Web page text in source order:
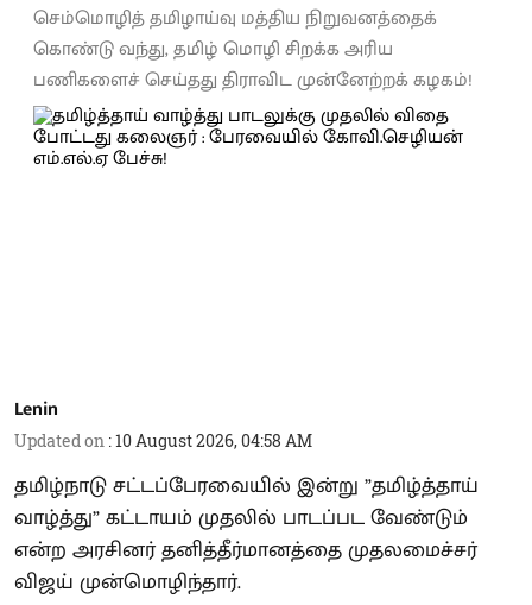
செம்மொழித் தமிழாய்வு மத்திய நிறுவனத்தைக்
கொண்டு வந்து, தமிழ் மொழி சிறக்க அரிய
பணிகளைச் செய்தது திராவிட முன்னேற்றக் கழகம்!
Lenin
Updated on :10 August 2026, 04:58 AM
தமிழ்நாடு சட்டப்பேரவையில் இன்று ”தமிழ்த்தாய்
வாழ்த்து” கட்டாயம் முதலில் பாடப்பட வேண்டும்
என்ற அரசினர் தனித்தீர்மானத்தை முதலமைச்சர்
விஜய் முன்மொழிந்தார்.